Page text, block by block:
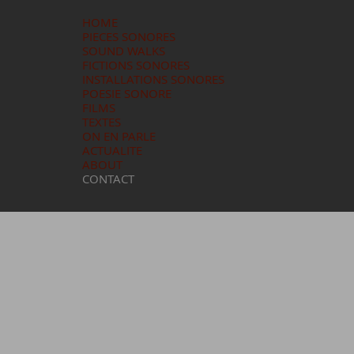
HOME
PIECES SONORES
SOUND WALKS
FICTIONS SONORES
INSTALLATIONS SONORES
POESIE SONORE
FILMS
TEXTES
ON EN PARLE
ACTUALITE
ABOUT
CONTACT